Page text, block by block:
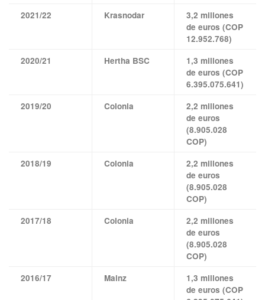
2021/22
Krasnodar
3,2 millones
de euros (COP
12.952.768)
2020/21
Hertha BSC
1,3 millones
de euros (COP
6.395.075.641)
2019/20
Colonia
2,2 millones
de euros
(8.905.028
COP)
2018/19
Colonia
2,2 millones
de euros
(8.905.028
COP)
2017/18
Colonia
2,2 millones
de euros
(8.905.028
COP)
2016/17
Mainz
1,3 millones
de euros (COP